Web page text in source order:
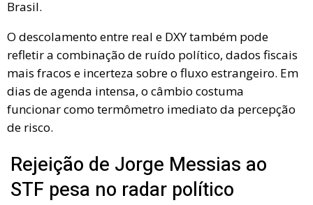
Brasil.
O descolamento entre real e DXY também pode
refletir a combinação de ruído político, dados fiscais
mais fracos e incerteza sobre o fluxo estrangeiro. Em
dias de agenda intensa, o câmbio costuma
funcionar como termômetro imediato da percepção
de risco.
Rejeição de Jorge Messias ao
STF pesa no radar político